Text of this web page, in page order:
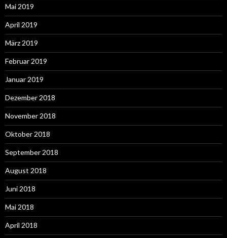
Mai 2019
April 2019
März 2019
Februar 2019
Januar 2019
Dezember 2018
November 2018
Oktober 2018
September 2018
August 2018
Juni 2018
Mai 2018
April 2018